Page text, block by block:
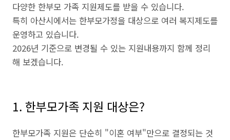
다양한 한부모 가족 지원제도를 받을 수 있습니다.
특히 아산시에서는 한부모가정을 대상으로 여러 복지제도를
운영하고 있습니다.
2026년 기준으로 변경될 수 있는 지원내용까지 함께 정리
해 보겠습니다.
1. 한부모가족 지원 대상은?
한부모가족 지원은 단순히 "이혼 여부"만으로 결정되는 것